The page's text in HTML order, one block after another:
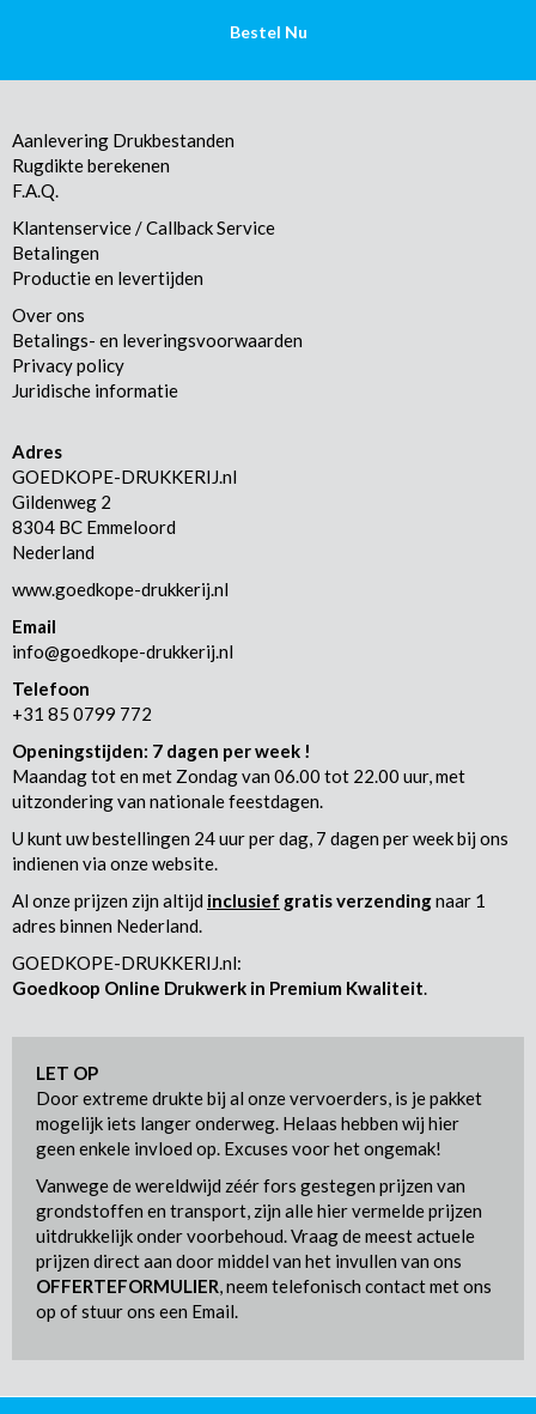
Bestel Nu
Aanlevering Drukbestanden
Rugdikte berekenen
F.A.Q.
Klantenservice / Callback Service
Betalingen
Productie en levertijden
Over ons
Betalings- en leveringsvoorwaarden
Privacy policy
Juridische informatie
Adres
GOEDKOPE-DRUKKERIJ.nl
Gildenweg 2
8304 BC Emmeloord
Nederland
www.goedkope-drukkerij.nl
Email
info@goedkope-drukkerij.nl
Telefoon
+31 85 0799 772
Openingstijden: 7 dagen per week !
Maandag tot en met Zondag van 06.00 tot 22.00 uur, met
uitzondering van nationale feestdagen.
U kunt uw bestellingen 24 uur per dag, 7 dagen per week bij ons
indienen via onze website.
Al onze prijzen zijn altijd inclusief gratis verzendingnaar 1
adres binnen Nederland.
GOEDKOPE-DRUKKERIJ.nl:
Goedkoop Online Drukwerk in Premium Kwaliteit.
LET OP
Door extreme drukte bij al onze vervoerders, is je pakket
mogelijk iets langer onderweg. Helaas hebben wij hier
geen enkele invloed op. Excuses voor het ongemak!
Vanwege de wereldwijd zéér fors gestegen prijzen van
grondstoffen en transport, zijn alle hier vermelde prijzen
uitdrukkelijk onder voorbehoud. Vraag de meest actuele
prijzen direct aan door middel van het invullen van ons
OFFERTEFORMULIER, neem telefonisch contact met ons
op of stuur ons een Email.